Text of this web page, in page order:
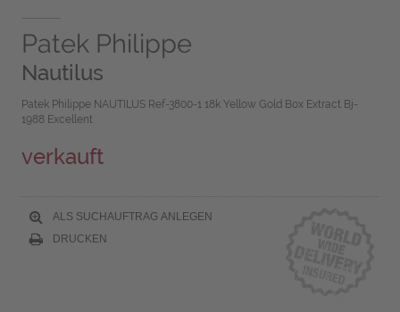
Patek Philippe
Nautilus
Patek Philippe NAUTILUS Ref-3800-1 18k Yellow Gold Box Extract Bj-
1988 Excellent
verkauft
ALS SUCHAUFTRAG ANLEGEN
DRUCKEN